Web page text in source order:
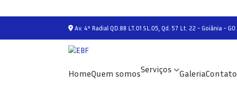
Av. 4ª Radial QD.88 LT.01 SL.05, Qd. 57 Lt. 22 - Goiânia - GO
Home Quem somos Serviços Galeria Contato